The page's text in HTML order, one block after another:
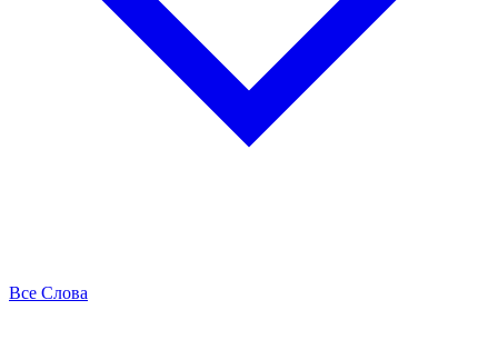
Все Слова